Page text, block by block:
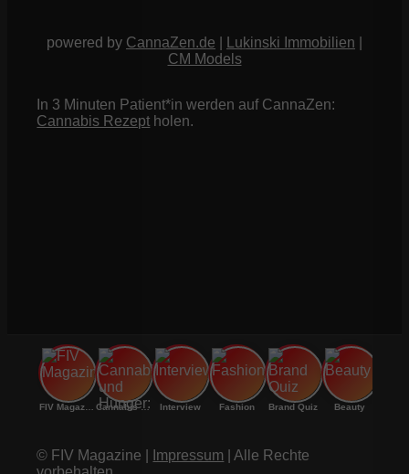
powered by CannaZen.de Lukinski Immobilien
CM Models
In 3 Minuten Patient*in werden auf CannaZen:
Cannabis Rezept holen.
Cannabis und Hunger: Interview Fashion Brand Quiz Beauty
© FIV Magazine | Impressum | Alle Rechte